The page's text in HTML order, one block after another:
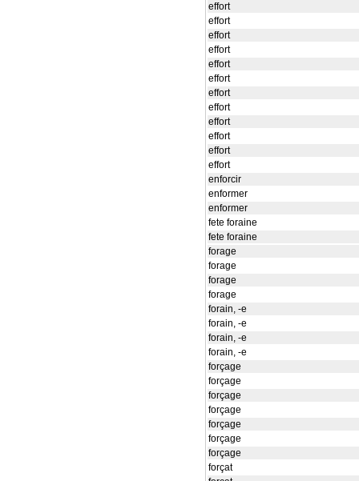
effort
effort
effort
effort
effort
effort
effort
effort
effort
effort
effort
effort
enforcir
enformer
enformer
fete foraine
fete foraine
forage
forage
forage
forage
forain, -e
forain, -e
forain, -e
forain, -e
forçage
forçage
forçage
forçage
forçage
forçage
forçage
forçat